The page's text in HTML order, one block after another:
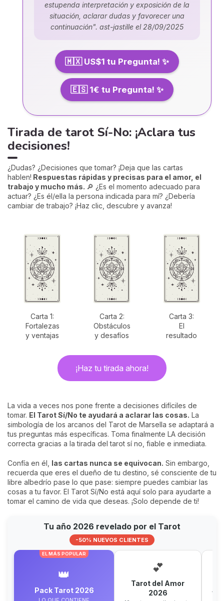
estupenda interpretación y exposición de la
situación, aclarar dudas y favorecer una
continuación". ast-jastille el 28/09/2025
🇲🇽 US$1 tu Pregunta! ✨
🇪🇸 1€ tu Pregunta! ✨
Tirada de tarot Sí-No: ¡Aclara tus
decisiones!
¿Dudas? ¿Decisiones que tomar? ¡Deja que las cartas
hablen! Respuestas rápidas y precisas para el amor, el
trabajo y mucho más. 🔎 ¿Es el momento adecuado para
actuar? ¿Es él/ella la persona indicada para mí? ¿Debería
cambiar de trabajo? ¡Haz clic, descubre y avanza!
Carta 1:
Fortalezas
y ventajas
Carta 2:
Obstáculos
y desafíos
Carta 3:
El
resultado
¡Haz tu tirada ahora!
La vida a veces nos pone frente a decisiones difíciles de
tomar. El Tarot Sí/No te ayudará a aclarar las cosas. La
simbología de los arcanos del Tarot de Marsella se adaptará a
tus preguntas más específicas. Toma finalmente LA decisión
correcta gracias a la tirada del tarot sí no, fiable e inmediata.
Confía en él, las cartas nunca se equivocan. Sin embargo,
recuerda que eres el dueño de tu destino, sé consciente de tu
libre albedrío pase lo que pase: siempre puedes cambiar las
cosas a tu favor. El Tarot Sí/No está aquí solo para ayudarte a
tomar el camino de vida que deseas. ¡Solo depende de ti!
Tu año 2026 revelado por el Tarot
-50% NUEVOS CLIENTES
EL MÁS POPULAR
👑
Pack Tarot 2026
💕
Tarot del Amor
2026
12